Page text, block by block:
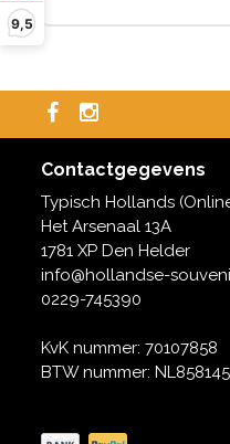
9,5
Contactgegevens
Typisch Hollands
Het Arsenaal 13A
1781 XP Den Helder
info@hollandse-
0229-745390
KvK nummer: 70107858
BTW nummer: